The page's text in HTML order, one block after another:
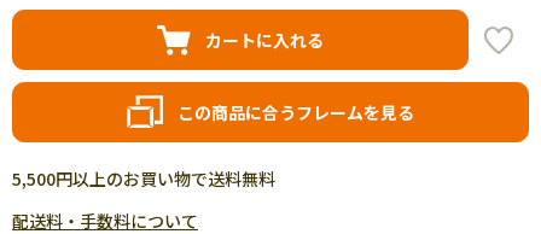
カートに入れる
この商品に合うフレームを見る
5,500円以上のお買い物で送料無料
配送料・手数料について